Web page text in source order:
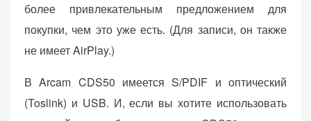
более привлекательным предложением для
покупки, чем это уже есть. (Для записи, он также
не имеет AirPlay.)
В Arcam CDS50 имеется S/PDIF и оптический
(Toslink) и USB. И, если вы хотите использовать